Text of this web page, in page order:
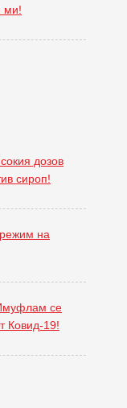
ми!
дозов
сироп!
на
се
Ковид-19!